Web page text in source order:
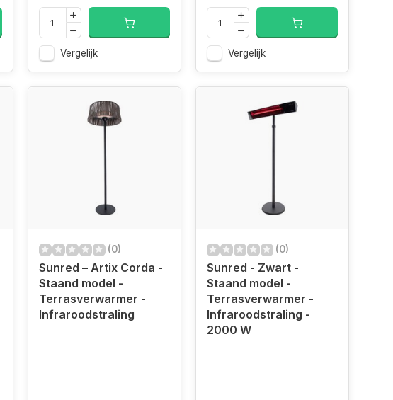
Vergelijk Vergelijk
(0)
Sunred – Artix Corda -
Staand model -
Terrasverwarmer -
Infraroodstraling
(0)
Sunred - Zwart -
Staand model -
Terrasverwarmer -
Infraroodstraling -
2000 W